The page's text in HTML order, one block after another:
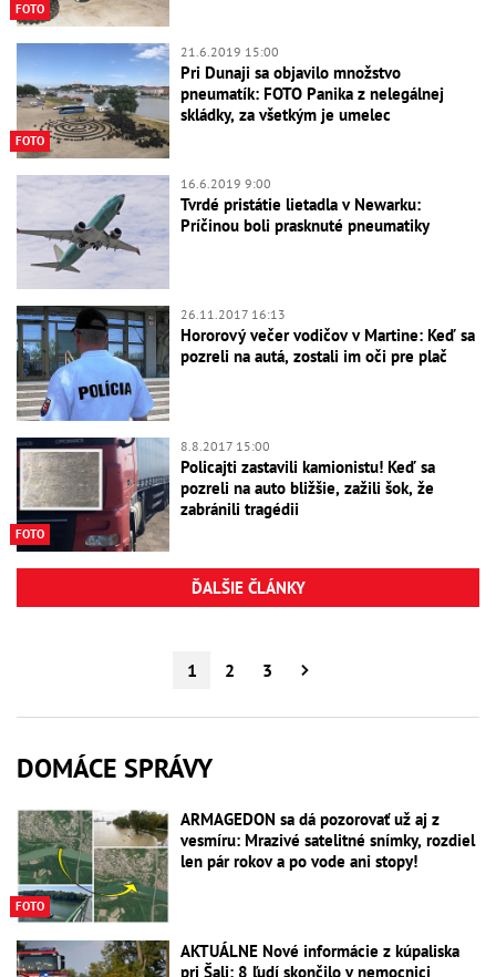
FOTO
FOTO
21.6.2019 15:00
Pri Dunaji sa objavilo množstvo
pneumatík: FOTO Panika z nelegálnej
skládky, za všetkým je umelec
16.6.2019 9:00
Tvrdé pristátie lietadla v Newarku:
Príčinou boli prasknuté pneumatiky
26.11.2017 16:13
Hororový večer vodičov v Martine: Keď sa
pozreli na autá, zostali im oči pre plač
FOTO
8.8.2017 15:00
Policajti zastavili kamionistu! Keď sa
pozreli na auto bližšie, zažili šok, že
zabránili tragédii
ĎALŠIE ČLÁNKY
1 2 3
DOMÁCE SPRÁVY
FOTO
ARMAGEDON sa dá pozorovať už aj z
vesmíru: Mrazivé satelitné snímky, rozdiel
len pár rokov a po vode ani stopy!
AKTUÁLNE Nové informácie z kúpaliska
pri Šali: 8 ľudí skončilo v nemocnici